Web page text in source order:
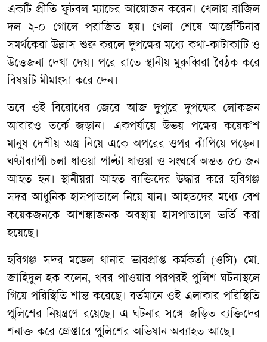
একটি প্রীতি ফুটবল ম্যাচের আয়োজন করেন। খেলায় ব্রাজিল
দল ২-০ গোলে পরাজিত হয়। খেলা শেষে আর্জেন্টিনার
সমর্থকেরা উল্লাস শুরু করলে দুপক্ষের মধ্যে কথা-কাটাকাটি ও
উত্তেজনা দেখা দেয়। পরে রাতে স্থানীয় মুরুব্বিরা বৈঠক করে
বিষয়টি মীমাংসা করে দেন।
তবে ওই বিরোধের জেরে আজ দুপুরে দুপক্ষের লোকজন
আবারও তর্কে জড়ান। একপর্যায়ে উভয় পক্ষের কয়েক’শ
মানুষ দেশীয় অস্ত্র নিয়ে একে অপরের ওপর ঝাঁপিয়ে পড়েন।
ঘণ্টাব্যাপী চলা ধাওয়া-পাল্টা ধাওয়া ও সংঘর্ষে অন্তত ৫০ জন
আহত হন। স্থানীয়রা আহত ব্যক্তিদের উদ্ধার করে হবিগঞ্জ
সদর আধুনিক হাসপাতালে নিয়ে যান। আহতদের মধ্যে বেশ
কয়েকজনকে আশঙ্কাজনক অবস্থায় হাসপাতালে ভর্তি করা
হয়েছে।
হবিগঞ্জ সদর মডেল থানার ভারপ্রাপ্ত কর্মকর্তা (ওসি) মো.
জাহিদুল হক বলেন, খবর পাওয়ার পরপরই পুলিশ ঘটনাস্থলে
গিয়ে পরিস্থিতি শান্ত করেছে। বর্তমানে ওই এলাকার পরিস্থিতি
পুলিশের নিয়ন্ত্রণে রয়েছে। এ ঘটনার সঙ্গে জড়িত ব্যক্তিদের
শনাক্ত করে গ্রেপ্তারে পুলিশের অভিযান অব্যাহত আছে।